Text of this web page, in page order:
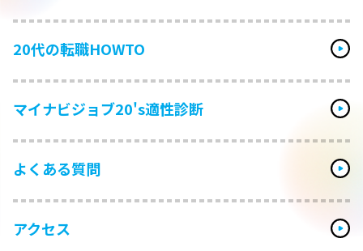
20代の転職HOWTO
マイナビジョブ20's適性診断
よくある質問
アクセス